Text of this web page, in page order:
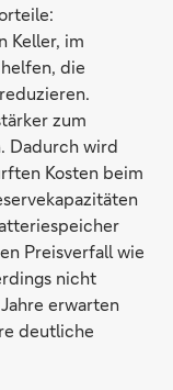
Keller, im
die
zum
Dadurch wird
Kosten beim
Preisverfall wie
nicht
erwarten
deutliche